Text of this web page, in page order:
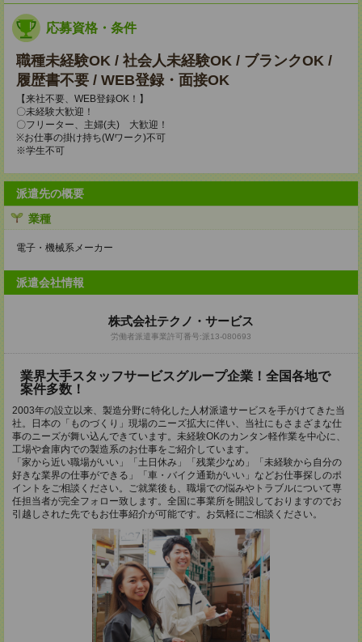
応募資格・条件
職種未経験OK / 社会人未経験OK / ブランクOK /
履歴書不要 / WEB登録・面接OK
【来社不要、WEB登録OK！】
〇未経験大歓迎！
〇フリーター、主婦(夫) 大歓迎！
※お仕事の掛け持ち(Wワーク)不可
※学生不可
派遣先の概要
業種
電子・機械系メーカー
派遣会社情報
株式会社テクノ・サービス
労働者派遣事業許可番号:派13-080693
業界大手スタッフサービスグループ企業！全国各地で
案件多数！
2003年の設立以来、製造分野に特化した人材派遣サービスを手がけてきた当
社。日本の「ものづくり」現場のニーズ拡大に伴い、当社にもさまざまな仕
事のニーズが舞い込んできています。未経験OKのカンタン軽作業を中心に、
工場や倉庫内での製造系のお仕事をご紹介しています。
「家から近い職場がいい」「土日休み」「残業少なめ」「未経験から自分の
好きな業界の仕事ができる」「車・バイク通勤がいい」などお仕事探しのポ
イントをご相談ください。ご就業後も、職場での悩みやトラブルについて専
任担当者が完全フォロー致します。全国に事業所を開設しておりますのでお
引越しされた先でもお仕事紹介が可能です。お気軽にご相談ください。